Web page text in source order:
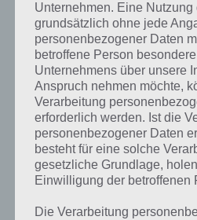
Unternehmen. Eine Nutzung
grundsätzlich ohne jede
personenbezogener Daten
betroffene Person
Unternehmens über unsere
Anspruch nehmen möchte,
Verarbeitung
erforderlich werden. Ist die
personenbezogener Daten
besteht für eine solche
gesetzliche Grundlage,
Einwilligung der betroffenen
Die Verarbeitung